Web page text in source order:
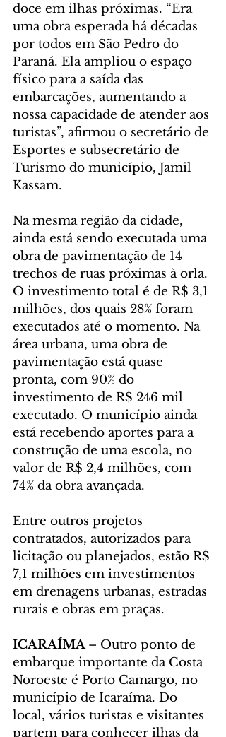
doce em ilhas próximas. “Era
uma obra esperada há décadas
por todos em São Pedro do
Paraná. Ela ampliou o espaço
físico para a saída das
embarcações, aumentando a
nossa capacidade de atender aos
turistas”, afirmou o secretário de
Esportes e subsecretário de
Turismo do município, Jamil
Kassam.
Na mesma região da cidade,
ainda está sendo executada uma
obra de pavimentação de 14
trechos de ruas próximas à orla.
O investimento total é de R$ 3,1
milhões, dos quais 28% foram
executados até o momento. Na
área urbana, uma obra de
pavimentação está quase
pronta, com 90% do
investimento de R$ 246 mil
executado. O município ainda
está recebendo aportes para a
construção de uma escola, no
valor de R$ 2,4 milhões, com
74% da obra avançada.
Entre outros projetos
contratados, autorizados para
licitação ou planejados, estão R$
7,1 milhões em investimentos
em drenagens urbanas, estradas
rurais e obras em praças.
ICARAÍMA – Outro ponto de
embarque importante da Costa
Noroeste é Porto Camargo, no
município de Icaraíma. Do
local, vários turistas e visitantes
partem para conhecer ilhas da